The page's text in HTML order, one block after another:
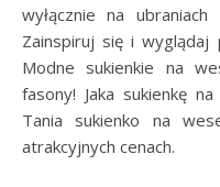
wyłącznie na
Zainspiruj się i wyglądaj
Modne sukienkie na
fasony! Jaka sukienkę
Tania sukienko na
atrakcyjnych cenach.